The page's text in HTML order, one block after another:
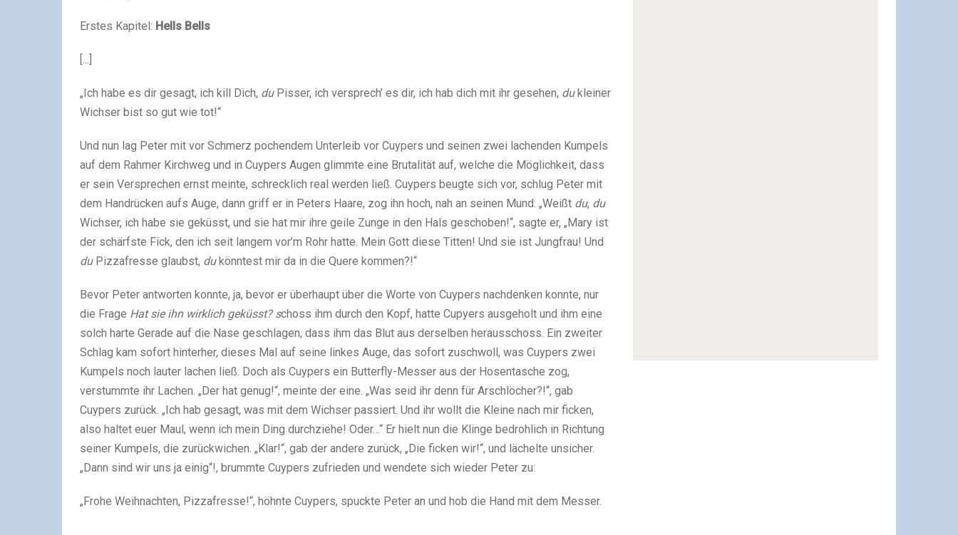
Erstes Kapitel: Hells Bells
[...]
„Ich habe es dir gesagt, ich kill Dich, duPisser, ich versprech’ es dir, ich hab dich mit ihr gesehen, dukleiner
Wichser bist so gut wie tot!“
Und nun lag Peter mit vor Schmerz pochendem Unterleib vor Cuypers und seinen zwei lachenden Kumpels
auf dem Rahmer Kirchweg und in Cuypers Augen glimmte eine Brutalität auf, welche die Möglichkeit, dass
er sein Versprechen ernst meinte, schrecklich real werden ließ. Cuypers beugte sich vor, schlug Peter mit
dem Handrücken aufs Auge, dann griff er in Peters Haare, zog ihn hoch, nah an seinen Mund: „Weißt du, du
Wichser, ich habe sie geküsst, und sie hat mir ihre geile Zunge in den Hals geschoben!“, sagte er, „Mary ist
der schärfste Fick, den ich seit langem vor’m Rohr hatte. Mein Gott diese Titten! Und sie ist Jungfrau! Und
duPizzafresse glaubst, dukönntest mir da in die Quere kommen?!“
Bevor Peter antworten konnte, ja, bevor er überhaupt über die Worte von Cuypers nachdenken konnte, nur
die Frage Hat sie ihn wirklich geküsst? schoss ihm durch den Kopf, hatte Cupyers ausgeholt und ihm eine
solch harte Gerade auf die Nase geschlagen, dass ihm das Blut aus derselben herausschoss. Ein zweiter
Schlag kam sofort hinterher, dieses Mal auf seine linkes Auge, das sofort zuschwoll, was Cuypers zwei
Kumpels noch lauter lachen ließ. Doch als Cuypers ein Butterfly-Messer aus der Hosentasche zog,
verstummte ihr Lachen. „Der hat genug!“, meinte der eine. „Was seid ihr denn für Arschlöcher?!“, gab
Cuypers zurück. „Ich hab gesagt, was mit dem Wichser passiert. Und ihr wollt die Kleine nach mir ficken,
also haltet euer Maul, wenn ich mein Ding durchziehe! Oder…“ Er hielt nun die Klinge bedrohlich in Richtung
seiner Kumpels, die zurückwichen. „Klar!“, gab der andere zurück, „Die ficken wir!“, und lächelte unsicher.
„Dann sind wir uns ja einig“!, brummte Cuypers zufrieden und wendete sich wieder Peter zu:
„Frohe Weihnachten, Pizzafresse!“, höhnte Cuypers, spuckte Peter an und hob die Hand mit dem Messer.